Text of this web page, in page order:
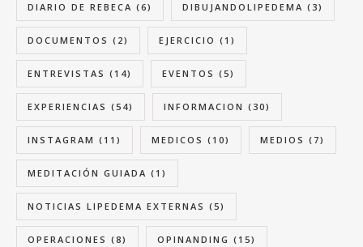
DIARIO DE REBECA (6) DIBUJANDOLIPEDEMA (3)
DOCUMENTOS (2) EJERCICIO (1)
ENTREVISTAS (14) EVENTOS (5)
EXPERIENCIAS (54) INFORMACION (30)
INSTAGRAM (11) MEDICOS (10) MEDIOS (7)
MEDITACIÓN GUIADA (1)
NOTICIAS LIPEDEMA EXTERNAS (5)
OPERACIONES (8) OPINANDING (15)